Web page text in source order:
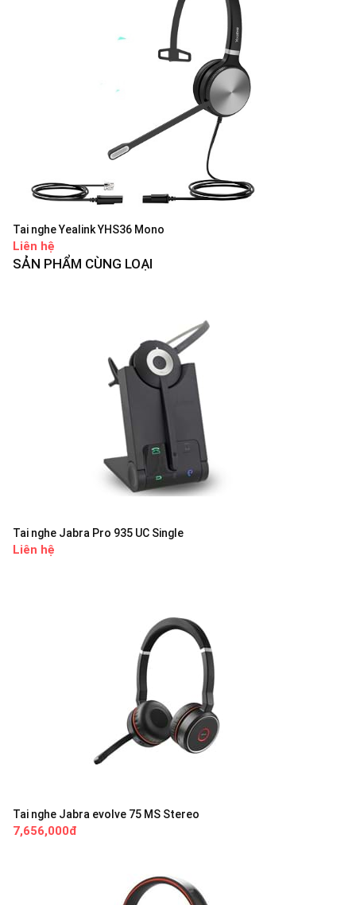
Tai nghe Yealink YHS36 Mono
Liên hệ
SẢN PHẨM CÙNG LOẠI
Tai nghe Jabra Pro 935 UC Single
Liên hệ
Tai nghe Jabra evolve 75 MS Stereo
7,656,000đ